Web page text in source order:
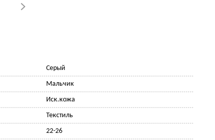
Серый
Мальчик
Иск.кожа
Текстиль
22-26